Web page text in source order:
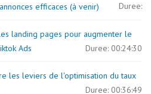
efficaces (à venir) Duree:
landing pages pour augmenter le
Ads
Duree: 00:24:30
les leviers de l'optimisation du taux
Duree: 00:36:49